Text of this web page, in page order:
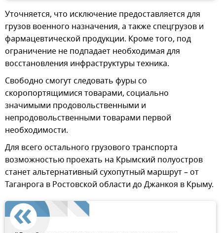
Уточняется, что исключение предоставляется для
грузов военного назначения, а также спецгрузов и
фармацевтической продукции. Кроме того, под
ограничение не подпадает необходимая для
восстановления инфраструктуры техника.
Свободно смогут следовать фуры со
скоропортящимися товарами, социально
значимыми продовольственными и
непродовольственными товарами первой
необходимости.
Для всего остального грузового транспорта
возможностью проехать на Крымский полуостров
станет альтернативный сухопутный маршрут – от
Таганрога в Ростовской области до Джанкоя в Крыму.